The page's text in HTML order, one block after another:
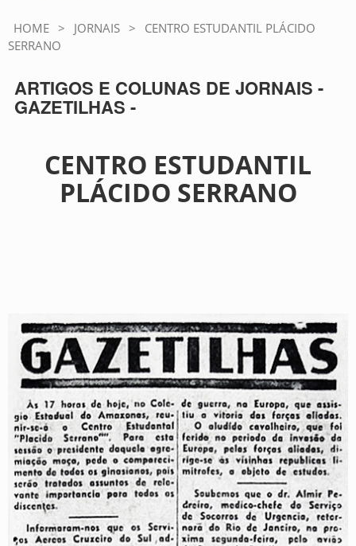
HOME > JORNAIS >
CENTRO ESTUDANTIL PLÁCIDO
SERRANO
ARTIGOS E COLUNAS DE JORNAIS -
GAZETILHAS -
CENTRO ESTUDANTIL
PLÁCIDO SERRANO